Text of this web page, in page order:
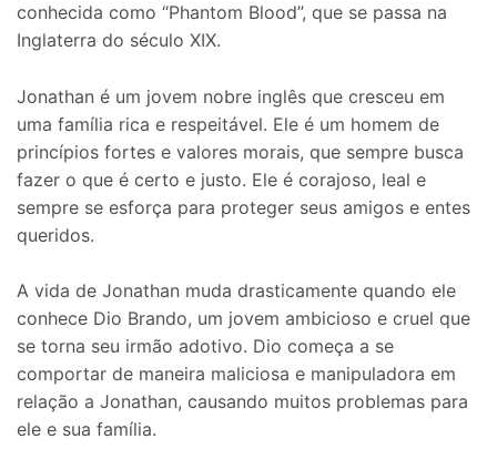
conhecida como “Phantom Blood”, que se passa na
Inglaterra do século XIX.
Jonathan é um jovem nobre inglês que cresceu em
uma família rica e respeitável. Ele é um homem de
princípios fortes e valores morais, que sempre busca
fazer o que é certo e justo. Ele é corajoso, leal e
sempre se esforça para proteger seus amigos e entes
queridos.
A vida de Jonathan muda drasticamente quando ele
conhece Dio Brando, um jovem ambicioso e cruel que
se torna seu irmão adotivo. Dio começa a se
comportar de maneira maliciosa e manipuladora em
relação a Jonathan, causando muitos problemas para
ele e sua família.